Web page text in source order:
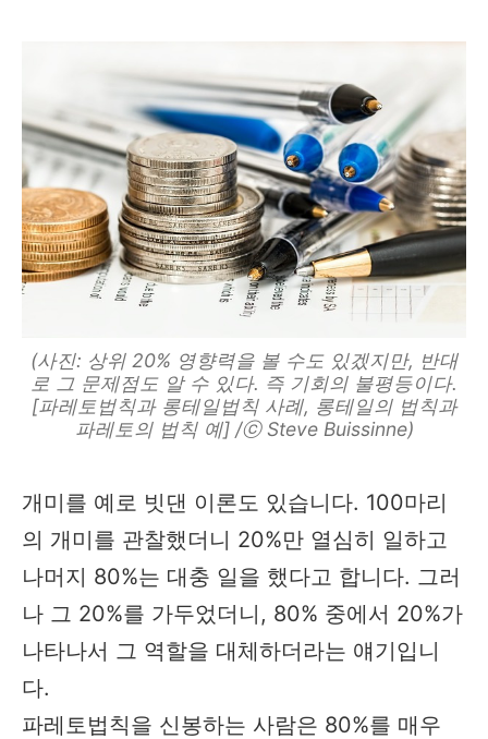
(사진: 상위 20% 영향력을 볼 수도 있겠지만, 반대
로 그 문제점도 알 수 있다. 즉 기회의 불평등이다.
[파레토법칙과 롱테일법칙 사례, 롱테일의 법칙과
파레토의 법칙 예] /ⓒ Steve Buissinne)
개미를 예로 빗댄 이론도 있습니다. 100마리
의 개미를 관찰했더니 20%만 열심히 일하고
나머지 80%는 대충 일을 했다고 합니다. 그러
나 그 20%를 가두었더니, 80% 중에서 20%가
나타나서 그 역할을 대체하더라는 얘기입니
다.
파레토법칙을 신봉하는 사람은 80%를 매우